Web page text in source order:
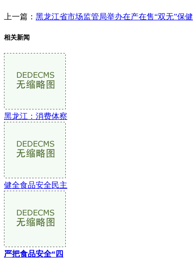
上一篇： 黑龙江省市场监管局举办在产在售“双无”保健
相关新闻
黑龙江：消费体察
健全食品安全民主
严把食品安全“四